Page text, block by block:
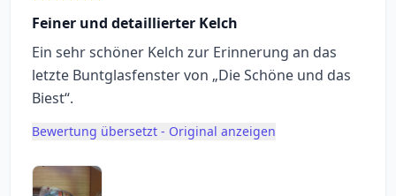
Feiner und detaillierter Kelch
Ein sehr schöner Kelch zur Erinnerung an das
letzte Buntglasfenster von „Die Schöne und das
Biest“.
Bewertung übersetzt - Original anzeigen